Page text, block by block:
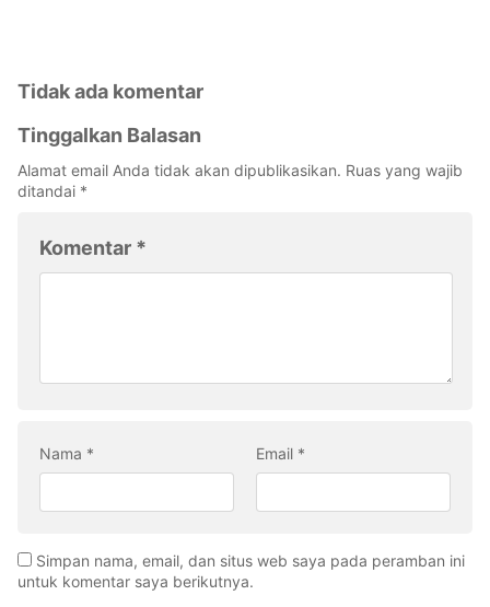
Tidak ada komentar
Tinggalkan Balasan
Alamat email Anda tidak akan dipublikasikan. Ruas yang wajib
ditandai *
Komentar *
Nama * Email *
Simpan nama, email, dan situs web saya pada peramban ini
untuk komentar saya berikutnya.